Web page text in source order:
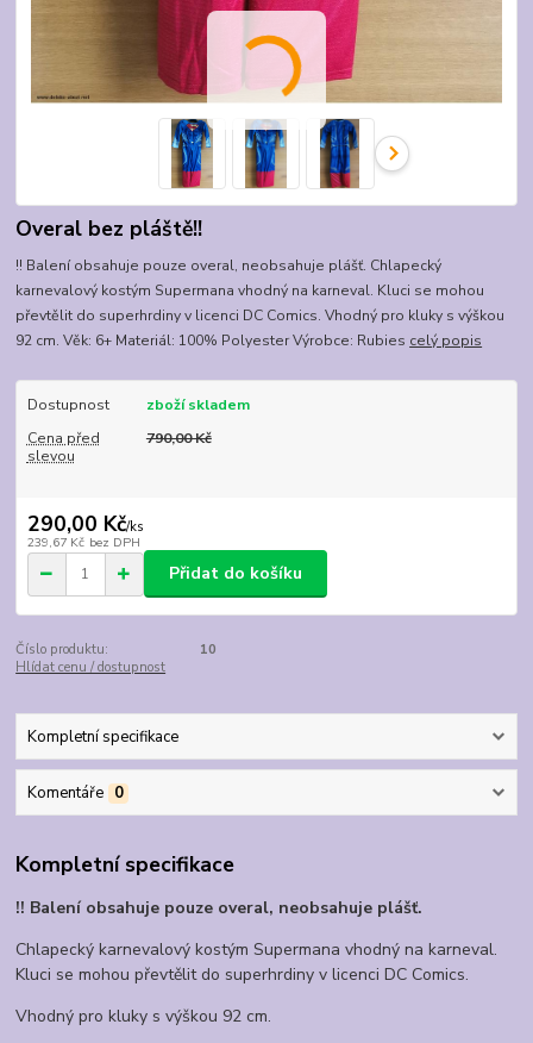
Overal bez pláště!!
!! Balení obsahuje pouze overal, neobsahuje plášť. Chlapecký
karnevalový kostým Supermana vhodný na karneval. Kluci se mohou
převtělit do superhrdiny v licenci DC Comics. Vhodný pro kluky s výškou
92 cm. Věk: 6+ Materiál: 100% Polyester Výrobce: Rubies celý popis
Dostupnost
zboží skladem
Cena před
slevou
790,00 Kč
290,00 Kč/ks
239,67 Kč bez DPH
Přidat do košíku
Číslo produktu:
10
Hlídat cenu / dostupnost
Kompletní specifikace
Komentáře 0
Kompletní specifikace
!! Balení obsahuje pouze overal, neobsahuje plášť.
Chlapecký karnevalový kostým Supermana vhodný na karneval.
Kluci se mohou převtělit do superhrdiny v licenci DC Comics.
Vhodný pro kluky s výškou 92 cm.